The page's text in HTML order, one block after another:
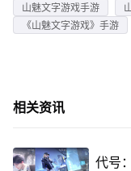
山魅文字游戏手游
《山魅文字游戏》手游
相关资讯
代号